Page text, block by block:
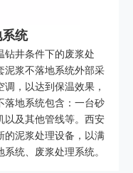
统
钻井条件下的废浆处
泥浆不落地系统外部采
，以达到保温效果，
落地系统包含：一台砂
以及其他管线等。西安
的泥浆处理设备，以满
统、废浆处理系统。